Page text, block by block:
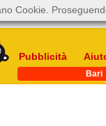
Pubblicità
Bari
Cookie.